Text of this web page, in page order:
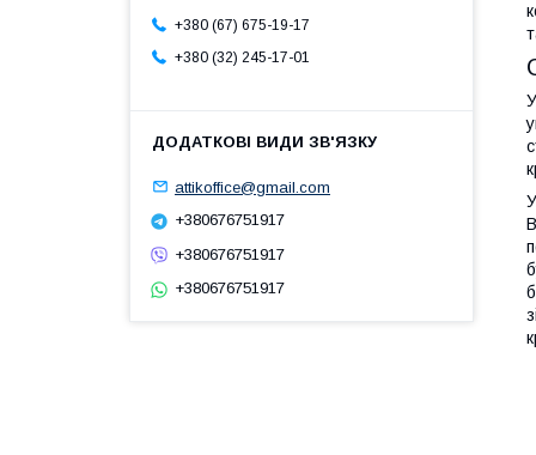
+380 (67) 675-19-17
+380 (32) 245-17-01
attikoffice@gmail.com
+380676751917
+380676751917
+380676751917